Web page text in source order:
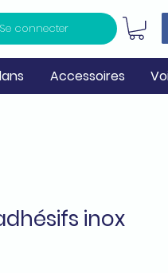
Se connecter
Accessoires
inox